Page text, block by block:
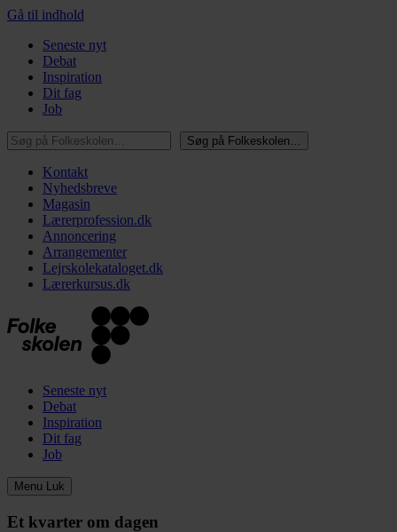
Gå til indhold
Seneste nyt
Debat
Inspiration
Dit fag
Job
Søg på Folkeskolen…
Søg på Folkeskolen…
Kontakt
Nyhedsbreve
Magasin
Lærerprofession.dk
Annoncering
Arrangementer
Lejrskolekataloget.dk
Lærerkursus.dk
Seneste nyt
Debat
Inspiration
Dit fag
Job
Menu Luk
Et kvarter om dagen